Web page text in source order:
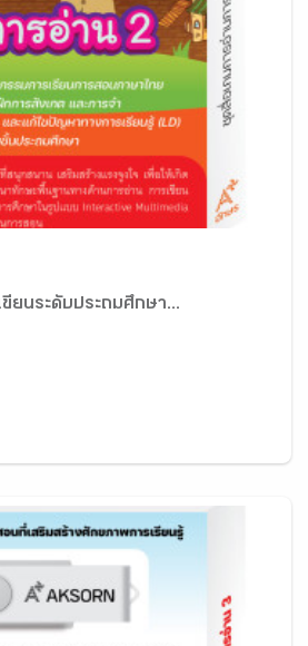
ยนระดับประถมศึกษา...